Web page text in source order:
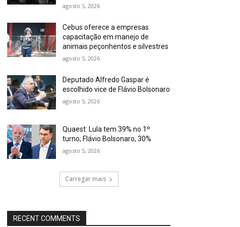
agosto 5, 2026
Cebus oferece a empresas
capacitação em manejo de
animais peçonhentos e silvestres
agosto 5, 2026
Deputado Alfredo Gaspar é
escolhido vice de Flávio Bolsonaro
agosto 5, 2026
Quaest: Lula tem 39% no 1º
turno; Flávio Bolsonaro, 30%
agosto 5, 2026
Carregar mais
RECENT COMMENTS